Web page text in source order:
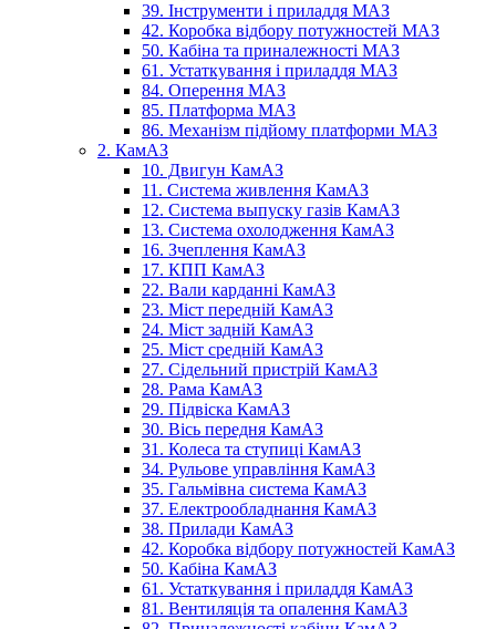
39. Інструменти і приладдя МАЗ
42. Коробка відбору потужностей МАЗ
50. Кабіна та приналежності МАЗ
61. Устаткування і приладдя МАЗ
84. Оперення МАЗ
85. Платформа МАЗ
86. Механізм підйому платформи МАЗ
2. КамАЗ
10. Двигун КамАЗ
11. Система живлення КамАЗ
12. Система выпуску газів КамАЗ
13. Система охолодження КамАЗ
16. Зчеплення КамАЗ
17. КПП КамАЗ
22. Вали карданні КамАЗ
23. Міст передній КамАЗ
24. Міст задній КамАЗ
25. Міст средній КамАЗ
27. Сідельний пристрій КамАЗ
28. Рама КамАЗ
29. Підвіска КамАЗ
30. Вісь передня КамАЗ
31. Колеса та ступиці КамАЗ
34. Рульове управління КамАЗ
35. Гальмівна система КамАЗ
37. Електрообладнання КамАЗ
38. Прилади КамАЗ
42. Коробка відбору потужностей КамАЗ
50. Кабіна КамАЗ
61. Устаткування і приладдя КамАЗ
81. Вентиляція та опалення КамАЗ